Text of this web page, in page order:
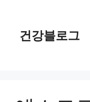
건강블로그